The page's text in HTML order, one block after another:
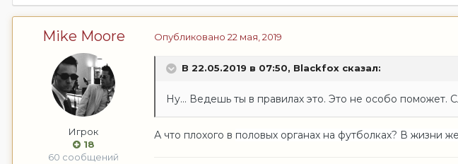
Mike Moore
Игрок
18
60 сообщений
Опубликовано 22 мая, 2019
В 22.05.2019 в 07:50, Blackfox сказал:
Ну... Ведешь ты в правилах это. Это не особо поможет.
А что плохого в половых органах на футболках? В жизни